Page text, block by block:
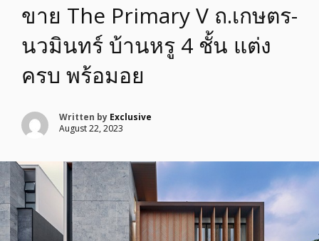
ขาย The Primary V ถ.เกษตร-
นวมินทร์ บ้านหรู 4 ชั้น แต่ง
ครบ พร้อมอย
Written by Exclusive
August 22, 2023